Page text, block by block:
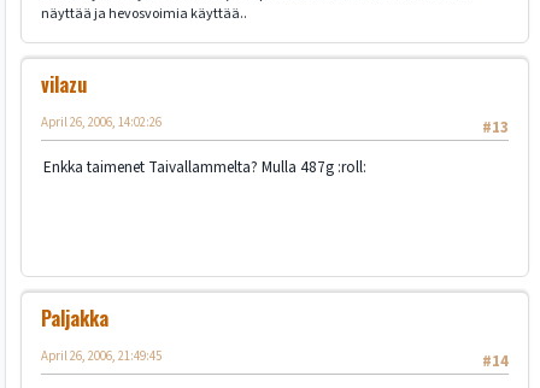
näyttää ja hevosvoimia käyttää..
vilazu
#13
April 26, 2006, 14:02:26
Enkka taimenet Taivallammelta? Mulla 487g :roll:
Paljakka
#14
April 26, 2006, 21:49:45